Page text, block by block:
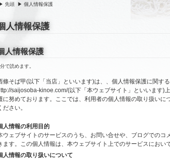
先頭 ▶ 個人情報保護
人情報保護
人情報保護
で読めます。
條そば甲(以下「当店」といいます)は、、個人情報保護に関す
saijosoba-kinoe.com/(以下「本ウェブサイト」といいます)
に努めております。ここでは、利用者の個人情報の取り扱い
ださい。
人情報の利用目的
ウェブサイトのサービスのうち、お問い合せや、ブログでの
ます。この個人情報は、本ウェブサイト上でのサービスにおい
人情報の取り扱いについて